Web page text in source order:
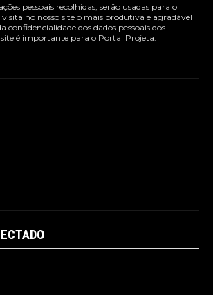
pessoais recolhidas, serão usadas para o
no nosso site o mais produtiva e agradável
confidencialidade dos dados pessoais dos
é importante para o Portal Projeta.